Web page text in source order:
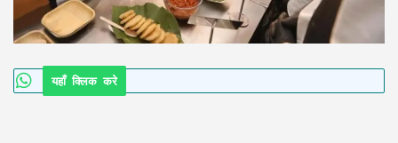
यहाँ क्लिक करे